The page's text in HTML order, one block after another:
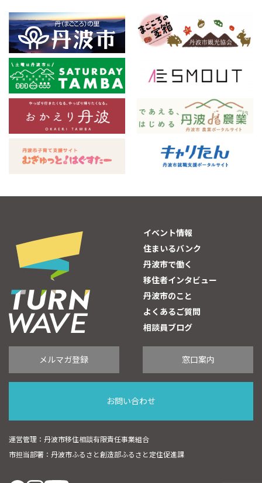
イベント情報
住まいるバンク
丹波市で働く
移住者インタビュー
丹波市のこと
よくあるご質問
相談員ブログ
メルマガ登録 窓口案内
お問い合わせ
運営管理：丹波市移住相談有限責任事業組合
市担当部署：丹波市ふるさと創造部ふるさと定住促進課